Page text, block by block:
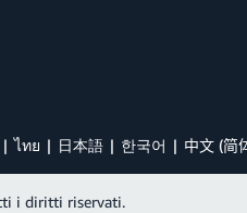
nel bucket S3. Avviare
ไทย 日本語 한국어 中文 (简
i diritti riservati.